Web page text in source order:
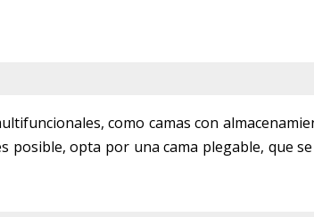
como camas con
posible, opta por una cama plegable, que